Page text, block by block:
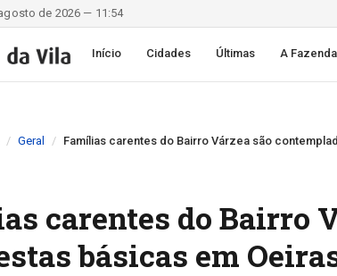
de 2026 — 11:54
Início Cidades Últimas A Fazenda
Geral Famílias carentes do Bairro Várzea são
carentes do Bairro
básicas em